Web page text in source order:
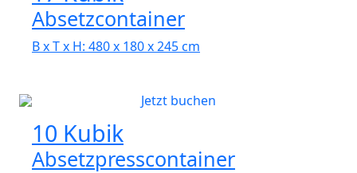
Absetzcontainer
B x T x H: 480 x 180 x 245 cm
Jetzt buchen
10 Kubik
Absetzpresscontainer